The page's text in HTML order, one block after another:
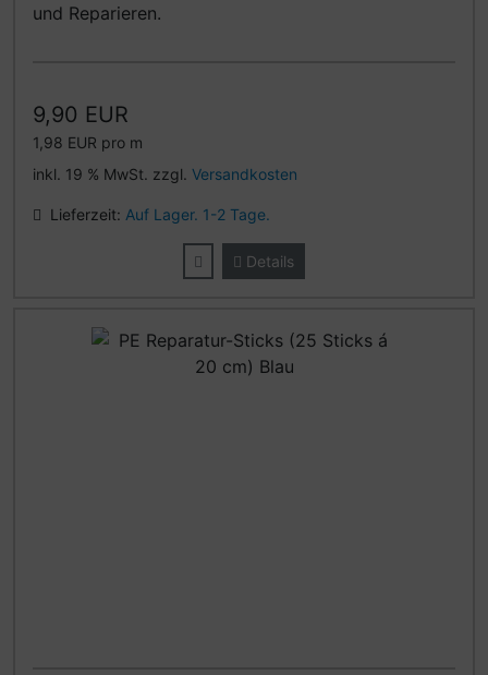
und Reparieren.
9,90 EUR
1,98 EUR pro m
inkl. 19 % MwSt. zzgl. Versandkosten
Lieferzeit: Auf Lager. 1-2 Tage.
Details